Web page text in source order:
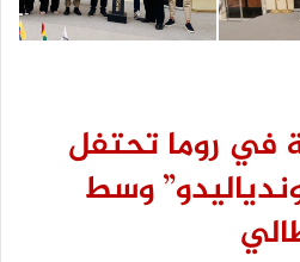
في روما تحتفل
وسط